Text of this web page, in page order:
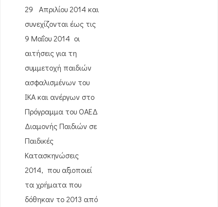
29 Απριλίου 2014 και
συνεχίζονται έως τις
9 Μαΐου 2014 οι
αιτήσεις για τη
συμμετοχή παιδιών
ασφαλισμένων του
ΙΚΑ και ανέργων στo
Πρόγραμμα του ΟΑΕΔ
Διαμονής Παιδιών σε
Παιδικές
Κατασκηνώσεις
2014, που αξιοποιεί
τα χρήματα που
δόθηκαν το 2013 από